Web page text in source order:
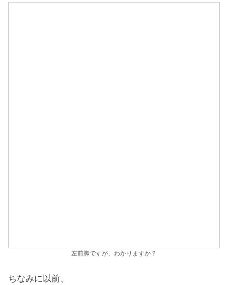
左前脚ですが、わかりますか？
ちなみに以前、